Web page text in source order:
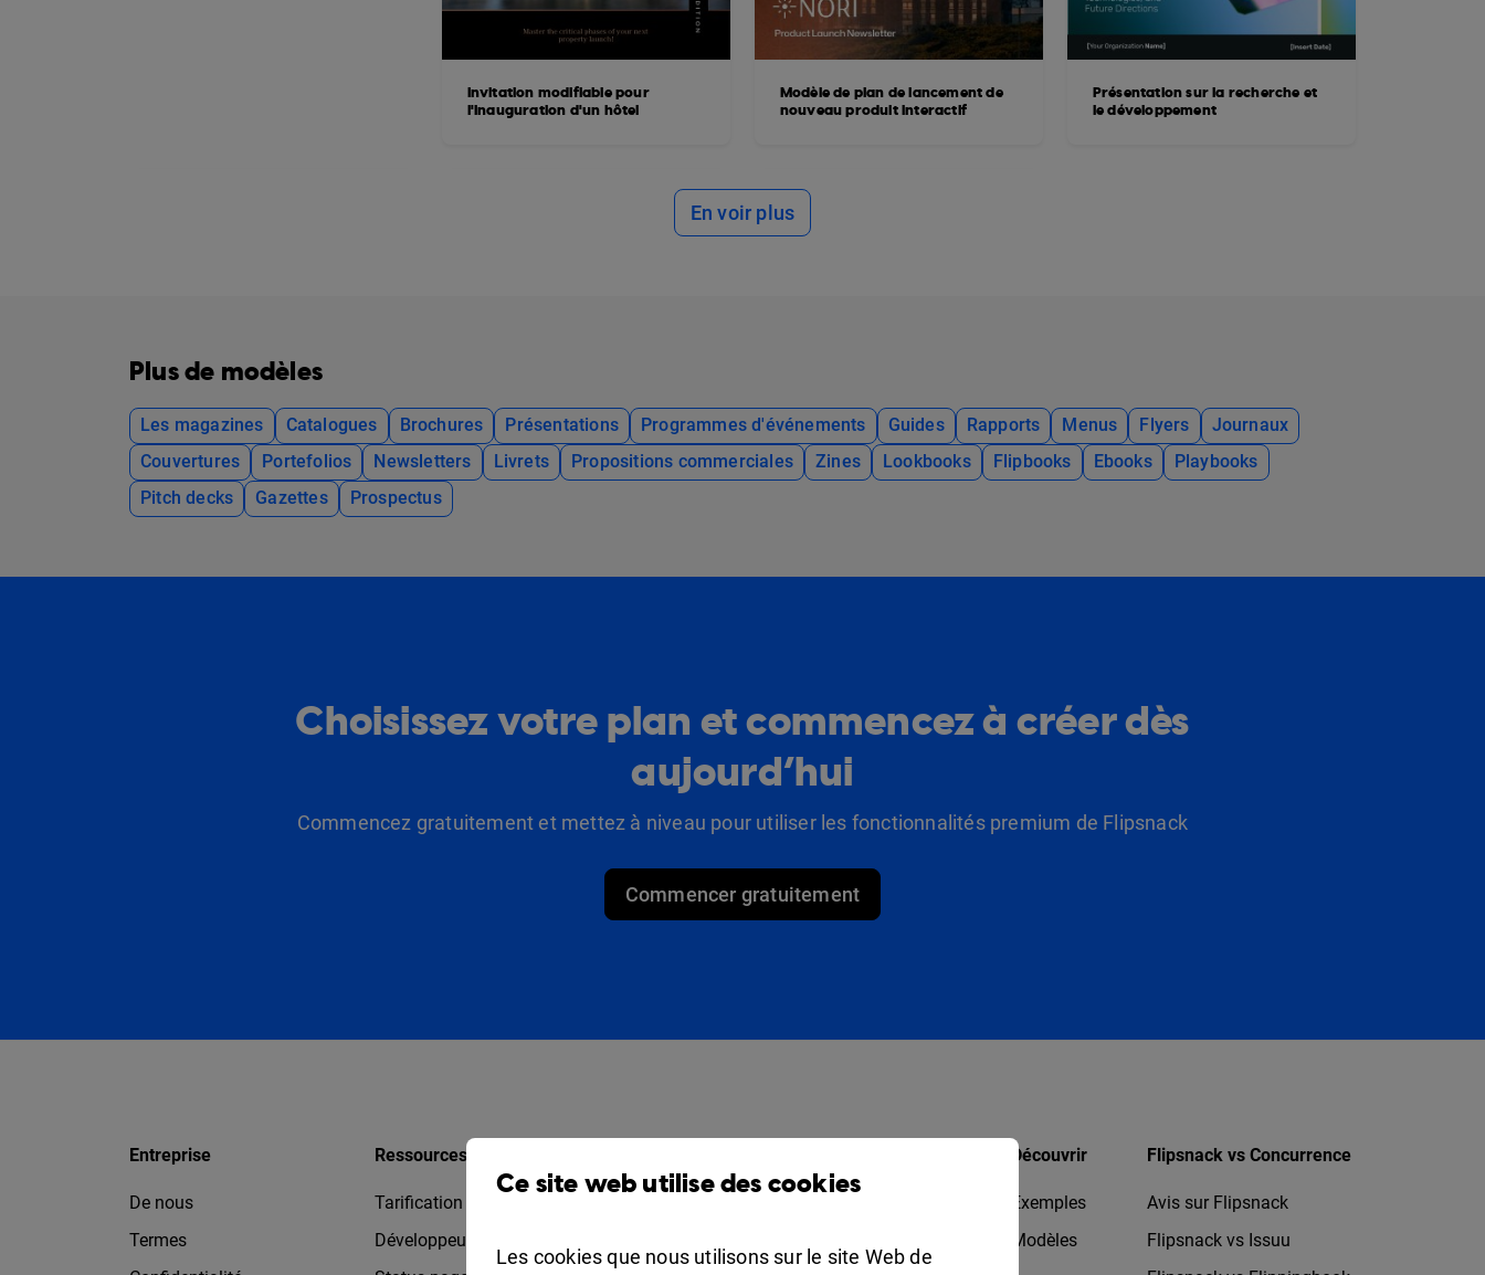
Invitation modifiable pour
l'inauguration d'un hôtel
Modèle de plan de lancement de
nouveau produit interactif
Présentation sur la recherche et
le développement
En voir plus
Plus de modèles
Les magazines Catalogues Brochures Présentations Programmes d'événements Guides Rapports Menus Flyers
Journaux
Couvertures
Portefolios Newsletters Livrets Propositions commerciales Zines Lookbooks Flipbooks Ebooks
Playbooks
Pitch decks
Gazettes Prospectus
Choisissez votre plan et commencez à créer dès
aujourd’hui
Commencez gratuitement et mettez à niveau pour utiliser les fonctionnalités premium de Flipsnack
Commencer gratuitement
Entreprise
De nous
Termes
Ressources
Tarification
Développeurs
Découvrir
Exemples
Modèles
Flipsnack vs Concurrence
Avis sur Flipsnack
Flipsnack vs Issuu
Ce site web utilise des cookies
Les cookies que nous utilisons sur le site Web de